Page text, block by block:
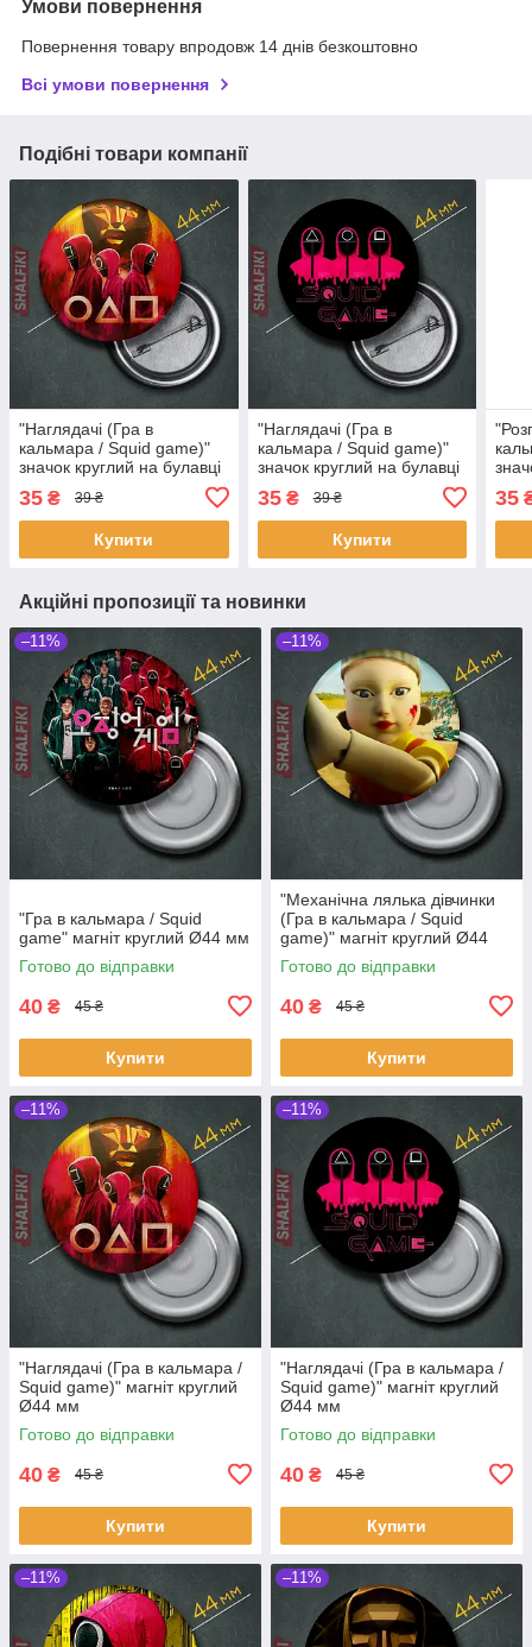
Умови повернення
Повернення товару впродовж 14 днів безкоштовно
Всі умови повернення
Подібні товари компанії
"Наглядачі (Гра в
кальмара / Squid game)"
значок круглий на булавці
35 ₴ 39 ₴
Купити
"Наглядачі (Гра в
кальмара / Squid game)"
значок круглий на булавці
35₴ 39 ₴
Купити
35
Акційні пропозиції та новинки
–11%
"Гра в кальмара / Squid
game" магніт круглий Ø44 мм
Готово до відправки
40 ₴ 45 ₴
Купити
–11%
"Механічна лялька дівчинки
(Гра в кальмара / Squid
game)" магніт круглий Ø44
мм
Готово до відправки
40 ₴ 45 ₴
Купити
–11%
"Наглядачі (Гра в кальмара /
Squid game)" магніт круглий
Ø44 мм
Готово до відправки
40 ₴ 45 ₴
Купити
–11%
"Наглядачі (Гра в кальмара /
Squid game)" магніт круглий
Ø44 мм
Готово до відправки
40 ₴ 45 ₴
Купити
–11% –11%